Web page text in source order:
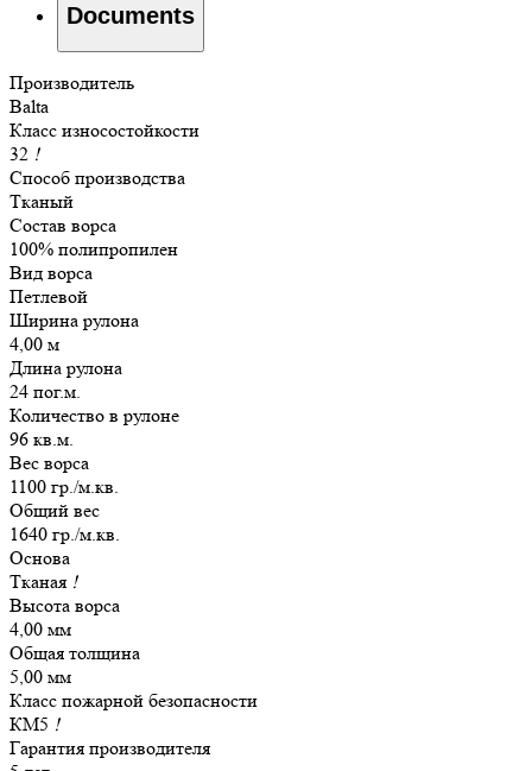
Documents
Производитель
Balta
Класс износостойкости
32 !
Способ производства
Тканый
Состав ворса
100% полипропилен
Вид ворса
Петлевой
Ширина рулона
4,00 м
Длина рулона
24 пог.м.
Количество в рулоне
96 кв.м.
Вес ворса
1100 гр./м.кв.
Общий вес
1640 гр./м.кв.
Основа
Тканая !
Высота ворса
4,00 мм
Общая толщина
5,00 мм
Класс пожарной безопасности
КМ5 !
Гарантия производителя